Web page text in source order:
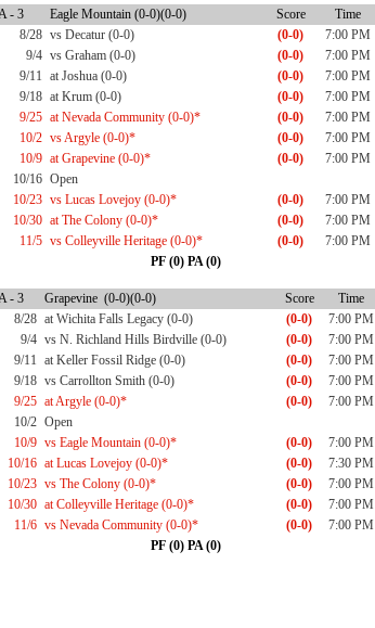
- 3 Eagle Mountain (0-0)(0-0) Score
Time
8/28 vs Decatur (0-0) (0-0)
7:00 PM
9/4 vs Graham (0-0) (0-0)
7:00 PM
9/11 at Joshua (0-0) (0-0)
7:00 PM
9/18 at Krum (0-0) (0-0)
7:00 PM
9/25 at Nevada Community (0-0)* (0-0)
7:00 PM
10/2 vs Argyle (0-0)* (0-0)
7:00 PM
10/9 at Grapevine (0-0)* (0-0)
7:00 PM
10/16 Open
10/23 vs Lucas Lovejoy (0-0)* (0-0)
7:00 PM
10/30 at The Colony (0-0)* (0-0)
7:00 PM
11/5 vs Colleyville Heritage (0-0)* (0-0)
7:00 PM
PF (0) PA (0)
- 3 Grapevine (0-0)(0-0) Score
Time
8/28 at Wichita Falls Legacy (0-0) (0-0)
7:00 PM
9/4 vs N. Richland Hills Birdville (0-0) (0-0)
7:00 PM
9/11 at Keller Fossil Ridge (0-0) (0-0)
7:00 PM
9/18 vs Carrollton Smith (0-0) (0-0)
7:00 PM
9/25 at Argyle (0-0)* (0-0)
7:00 PM
10/2 Open
10/9 vs Eagle Mountain (0-0)* (0-0)
7:00 PM
10/16 at Lucas Lovejoy (0-0)* (0-0)
7:30 PM
10/23 vs The Colony (0-0)* (0-0)
7:00 PM
10/30 at Colleyville Heritage (0-0)* (0-0)
7:00 PM
11/6 vs Nevada Community (0-0)* (0-0)
7:00 PM
PF (0) PA (0)